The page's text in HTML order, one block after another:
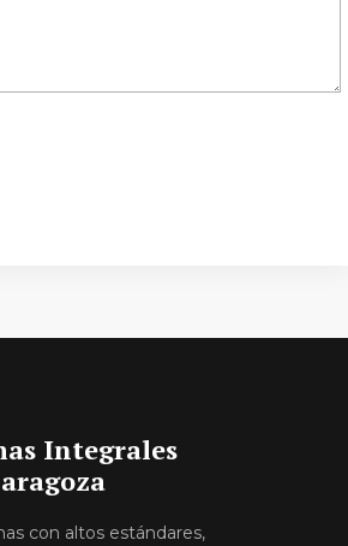
Integrales
con altos estándares,